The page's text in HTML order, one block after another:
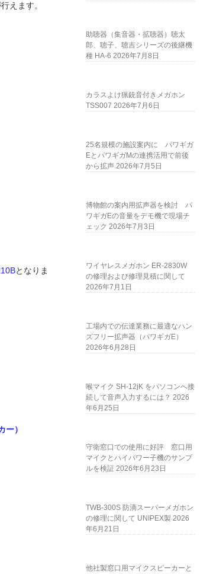
えます。
となりま
ー）
助聴器（集音器・拡聴器）聴太
郎、聴子、聴吉シリーズの後継機
種 HA-6 2026年7月8日
カラスよけ猟銃音付きメガホン
TSS007 2026年7月6日
25名規模の施設案内に パワギガ
EとパワギガMの連携活用で前後
から拡声 2026年7月5日
博物館の案内用拡声器を検討 パ
ワギガEの音量をデモ機で現場チ
ェック 2026年7月3日
ワイヤレスメガホン ER-2830W
の修理および修理見積に関して
2026年7月1日
工場内での伝達業務に最適なハン
ズフリー拡声器（パワギガE）
2026年6月28日
喉マイク SH-12jK をパソコンへ接
続して音声入力するには？ 2026
年6月25日
守衛窓口での使用に好評 窓口用
マイクとハイパワー子機のサンプ
ルを検証 2026年6月23日
TWB-300S 防滴スーパーメガホン
の修理に関して UNIPEX製 2026
年6月21日
他社製窓口用マイクスピーカーと